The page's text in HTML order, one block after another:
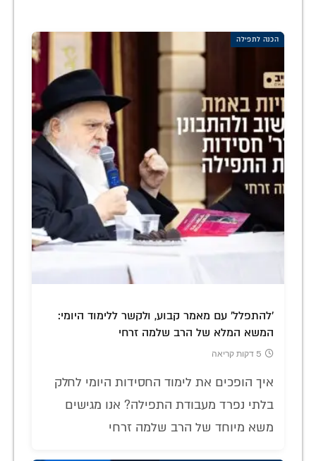
הכנה לתפילה
'להתפלל' עם מאמר קבוע, ולקשר ללימוד היומי:
המשא המלא של הרב שלמה זרחי
5 דקות קריאה
איך הופכים את לימוד החסידות היומי לחלק
בלתי נפרד מעבודת התפילה? אנו מגישים
משא מיוחד של הרב שלמה זרחי